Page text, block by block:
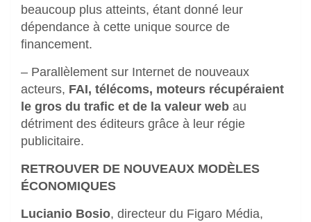
beaucoup plus atteints, étant donné leur
dépendance à cette unique source de
financement.
– Parallèlement sur Internet de nouveaux
acteurs, FAI, télécoms, moteurs récupéraient
le gros du trafic et de la valeur web au
détriment des éditeurs grâce à leur régie
publicitaire.
RETROUVER DE NOUVEAUX MODÈLES
ÉCONOMIQUES
Lucianio Bosio, directeur du Figaro Média,